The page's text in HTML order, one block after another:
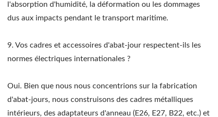
l'absorption d'humidité, la déformation ou les dommages
dus aux impacts pendant le transport maritime.
9. Vos cadres et accessoires d'abat-jour respectent-ils les
normes électriques internationales ?
Oui. Bien que nous nous concentrions sur la fabrication
d'abat-jours, nous construisons des cadres métalliques
intérieurs, des adaptateurs d'anneau (E26, E27, B22, etc.) et